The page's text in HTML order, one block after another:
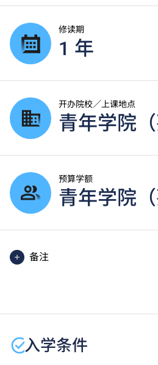
修读期
1 年
开办院校／上课地点
青年学院（
预算学额
青年学院
备注
课程中有部份单元是以中文
何课程、修正课程名称、内容
入学条件